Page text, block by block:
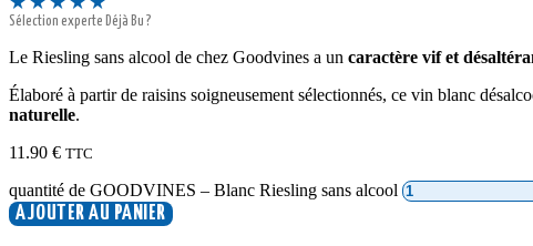
Sélection experte Déjà Bu ?
Le Riesling sans alcool de chez Goodvines a un caractère vif et
Élaboré à partir de raisins soigneusement sélectionnés, ce vin blanc
naturelle.
11.90 € TTC
quantité de GOODVINES – Blanc Riesling sans alcool
AJOUTER AU PANIER